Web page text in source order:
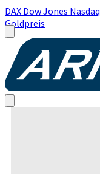
DAX Dow Jones Nasdaq
Goldpreis